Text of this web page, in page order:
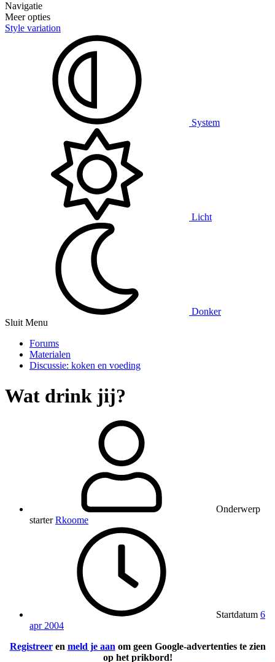
Navigatie
Meer opties
Style variation
System
Licht
Donker
Sluit Menu
Forums
Materialen
Discussie: koken en voeding
Wat drink jij?
Onderwerp
starter Rkoome
Startdatum 6
apr 2004
Registreeren meld je aan om geen Google-advertenties te zien
op het prikbord!